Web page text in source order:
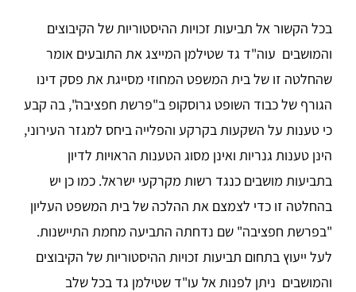
בכל הקשור אל תביעות זכויות ההיסטוריות של הקיבוצים
והמושבים עוה"ד גד שטילמן המייצג את התובעים אומר
שהחלטה זו של בית המשפט המחוזי מסייגת את פסק דינו
הגורף של כבוד השופט גרוסקופ ב"פרשת חפציבה", בה קבע
כי טענות על השקעות בקרקע והפלייה ביחס למגזר העירוני,
הינן טענות גנריות ואינן מסוג הטענות הראויות לדיון
בתביעות מושבים כנגד רשות מקרקעי ישראל. כמו כן יש
בהחלטה זו כדי לצמצם את ההלכה של בית המשפט העליון
"בפרשת חפציבה" שם נדחתה התביעה מחמת התיישנות.
לעל ייעוץ בתחום תביעות זכויות ההיסטוריות של הקיבוצים
והמושבים ניתן לפנות אל עו"ד שטילמן גד בכל שלב